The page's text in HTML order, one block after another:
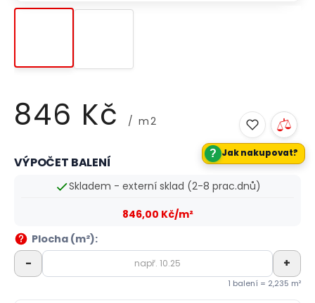
846 Kč / m2
Měrná
VÝPOČET BALENÍ
Skladem - externí sklad (2-8 prac.dnů)
846,00 Kč/m²
Plocha (m²):
- +
1 balení = 2,235 m²
? Jak nakupovat?